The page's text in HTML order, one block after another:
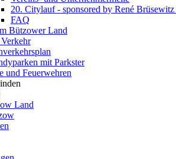
20. Citylauf - sponsored by René
FAQ
Bützower Land
mit Parkster
und Feuerwehren
Land